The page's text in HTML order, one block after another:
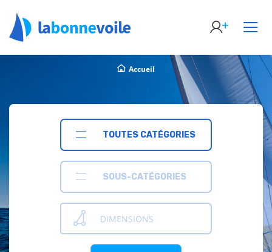
Accueil
TOUTES CATÉGORIES
SOUS-CATÉGORIES
DIMENSIONS